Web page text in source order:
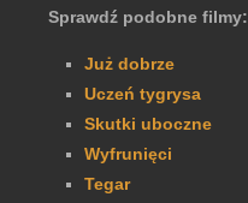
Sprawdź podobne filmy:
Już dobrze
Uczeń tygrysa
Skutki uboczne
Wyfrunięci
Tegar